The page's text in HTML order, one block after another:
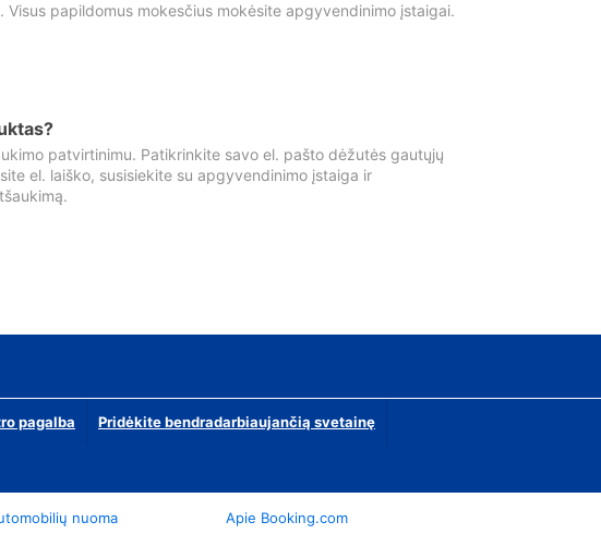
papildomus mokesčius mokėsite apgyvendinimo įstaigai.
patvirtinimu. Patikrinkite savo el. pašto dėžutės gautųjų
el. laiško, susisiekite su apgyvendinimo įstaiga ir
pagalba Pridėkite bendradarbiaujančią svetainę
nuoma
Apie Booking.com